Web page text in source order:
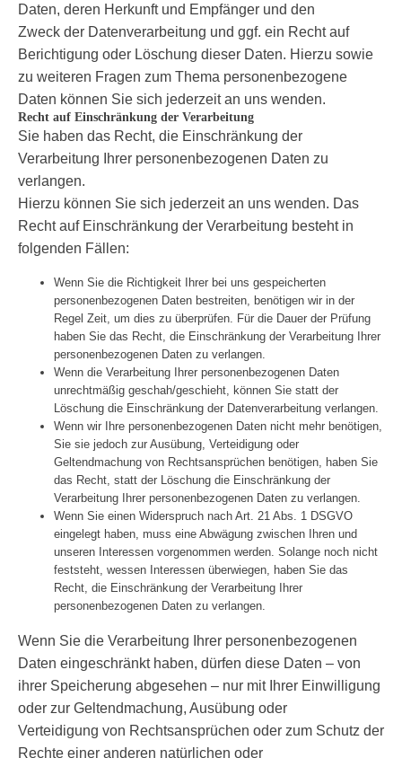
Daten, deren Herkunft und Empfänger und den
Zweck der Datenverarbeitung und ggf. ein Recht auf
Berichtigung oder Löschung dieser Daten. Hierzu sowie
zu weiteren Fragen zum Thema personenbezogene
Daten können Sie sich jederzeit an uns wenden.
Recht auf Einschränkung der Verarbeitung
Sie haben das Recht, die Einschränkung der
Verarbeitung Ihrer personenbezogenen Daten zu
verlangen.
Hierzu können Sie sich jederzeit an uns wenden. Das
Recht auf Einschränkung der Verarbeitung besteht in
folgenden Fällen:
Wenn Sie die Richtigkeit Ihrer bei uns gespeicherten
personenbezogenen Daten bestreiten, benötigen wir in der
Regel Zeit, um dies zu überprüfen. Für die Dauer der Prüfung
haben Sie das Recht, die Einschränkung der Verarbeitung Ihrer
personenbezogenen Daten zu verlangen.
Wenn die Verarbeitung Ihrer personenbezogenen Daten
unrechtmäßig geschah/geschieht, können Sie statt der
Löschung die Einschränkung der Datenverarbeitung verlangen.
Wenn wir Ihre personenbezogenen Daten nicht mehr benötigen,
Sie sie jedoch zur Ausübung, Verteidigung oder
Geltendmachung von Rechtsansprüchen benötigen, haben Sie
das Recht, statt der Löschung die Einschränkung der
Verarbeitung Ihrer personenbezogenen Daten zu verlangen.
Wenn Sie einen Widerspruch nach Art. 21 Abs. 1 DSGVO
eingelegt haben, muss eine Abwägung zwischen Ihren und
unseren Interessen vorgenommen werden. Solange noch nicht
feststeht, wessen Interessen überwiegen, haben Sie das
Recht, die Einschränkung der Verarbeitung Ihrer
personenbezogenen Daten zu verlangen.
Wenn Sie die Verarbeitung Ihrer personenbezogenen
Daten eingeschränkt haben, dürfen diese Daten – von
ihrer Speicherung abgesehen – nur mit Ihrer Einwilligung
oder zur Geltendmachung, Ausübung oder
Verteidigung von Rechtsansprüchen oder zum Schutz der
Rechte einer anderen natürlichen oder